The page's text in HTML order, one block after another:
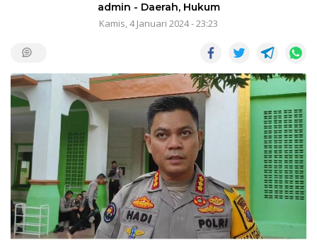
admin - Daerah, Hukum
Kamis, 4 Januari 2024 - 23:23